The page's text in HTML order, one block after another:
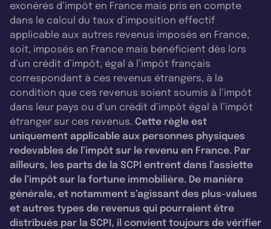
exonérés d’impôt en France mais pris en compte
dans le calcul du taux d’imposition effectif
applicable aux autres revenus imposés en France,
soit, imposés en France mais bénéficient dès lors
d’un crédit d’impôt, égal à l’impôt français
correspondant à ces revenus étrangers, à la
condition que ces revenus soient soumis à l’impôt
dans leur pays ou d’un crédit d’impôt égal à l’impôt
étranger sur ces revenus. Cette règle est
uniquement applicable aux personnes physiques
redevables de l’impôt sur le revenu en France. Par
ailleurs, les parts de la SCPI entrent dans l’assiette
de l’impôt sur la fortune immobilière. De manière
générale, et notamment s’agissant des plus-values
et autres types de revenus qui pourraient être
distribués par la SCPI, il convient toujours de vérifier